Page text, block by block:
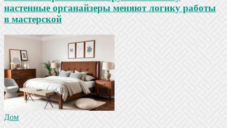
настенные органайзеры меняют логику работы
в мастерской
Дом